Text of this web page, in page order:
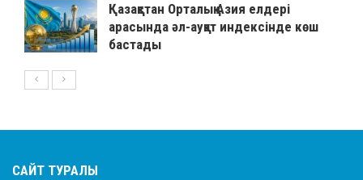
Қазақстан Орталық Азия елдері
арасында әл-ауқат индексінде көш
бастады
САЙТ ТУРАЛЫ